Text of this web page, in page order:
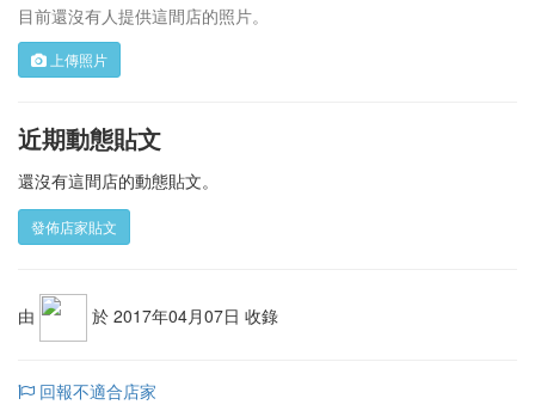
目前還沒有人提供這間店的照片。
上傳照片
近期動態貼文
還沒有這間店的動態貼文。
發佈店家貼文
由 於 2017年04月07日 收錄
回報不適合店家